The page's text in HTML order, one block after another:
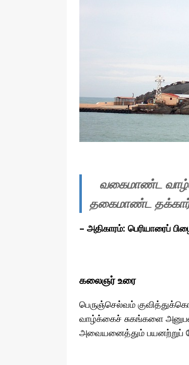
வகைமாண்ட
தகைமாண்ட
– அதிகாரம்: பெரியாரைப்
கலைஞர் உரை
பெருஞ்செல்வம்
வாழ்க்கைச் சுகங்களை
அவையனைத்தும் பயனற்றுப்